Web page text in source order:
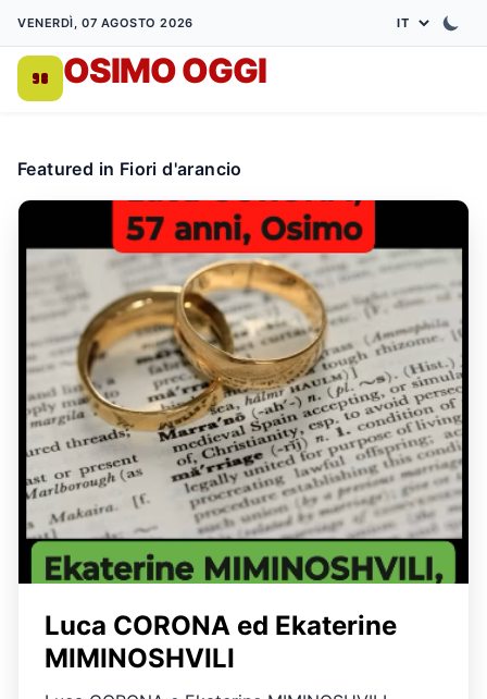
VENERDÌ, 07 AGOSTO 2026
OSIMO OGGI
Featured in Fiori d'arancio
Luca CORONA ed Ekaterine
MIMINOSHVILI